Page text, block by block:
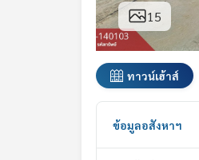
15
ทาวน์เฮ้าส์
ข้อมูลอสังหาฯ